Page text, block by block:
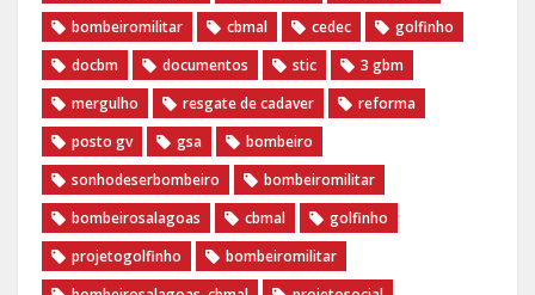
bombeiromilitar
cbmal cedec
golfinho
docbm
documentos stic
3 gbm
mergulho
resgate de cadaver
reforma
posto gv
gsa
bombeiro
sonhodeserbombeiro
bombeiromilitar
bombeirosalagoas
cbmal
golfinho
projetogolfinho
bombeiromilitar